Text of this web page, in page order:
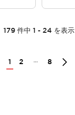
179 件中 1 - 24 を表示
1 2 ... 8